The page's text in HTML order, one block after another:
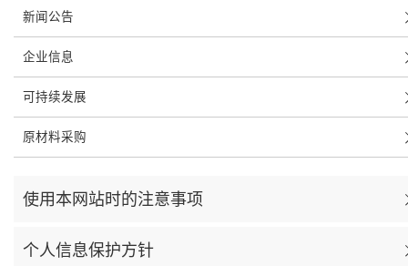
新闻公告
企业信息
可持续发展
原材料采购
使用本网站时的注意事项
个人信息保护方针